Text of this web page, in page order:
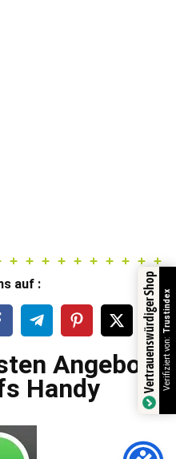
auf :
Angebote
Handy Vertrauenswürdiger ShopVerifiziert von:
Trustindex